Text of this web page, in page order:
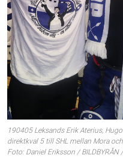
190405 Leksands Erik Aterius,
direktkval 5 till SHL mellan Mora
Foto: Daniel Eriksson / BILDBYRÅN